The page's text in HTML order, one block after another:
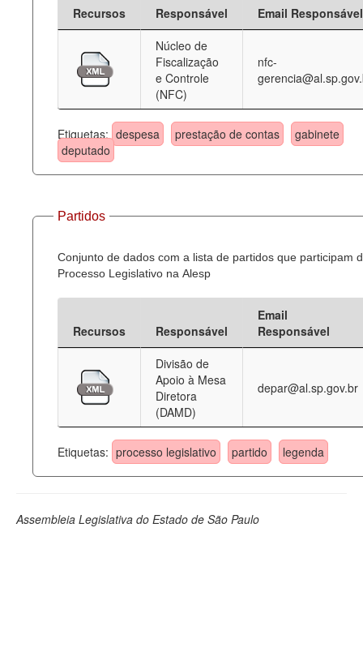
Recursos Responsável
Email Responsável
Núcleo de
Fiscalização
e Controle
(NFC)
nfc-
Etiquetas: despesa prestação de contas
gabinete
deputado
Partidos
Conjunto de dados com a lista de partidos que participam
Processo Legislativo na Alesp
Recursos Responsável
Email
Responsável
Divisão de
Apoio à Mesa
Diretora
(DAMD)
depar@al.sp.gov.br
Etiquetas: processo legislativo partido legenda
Assembleia Legislativa do Estado de São Paulo